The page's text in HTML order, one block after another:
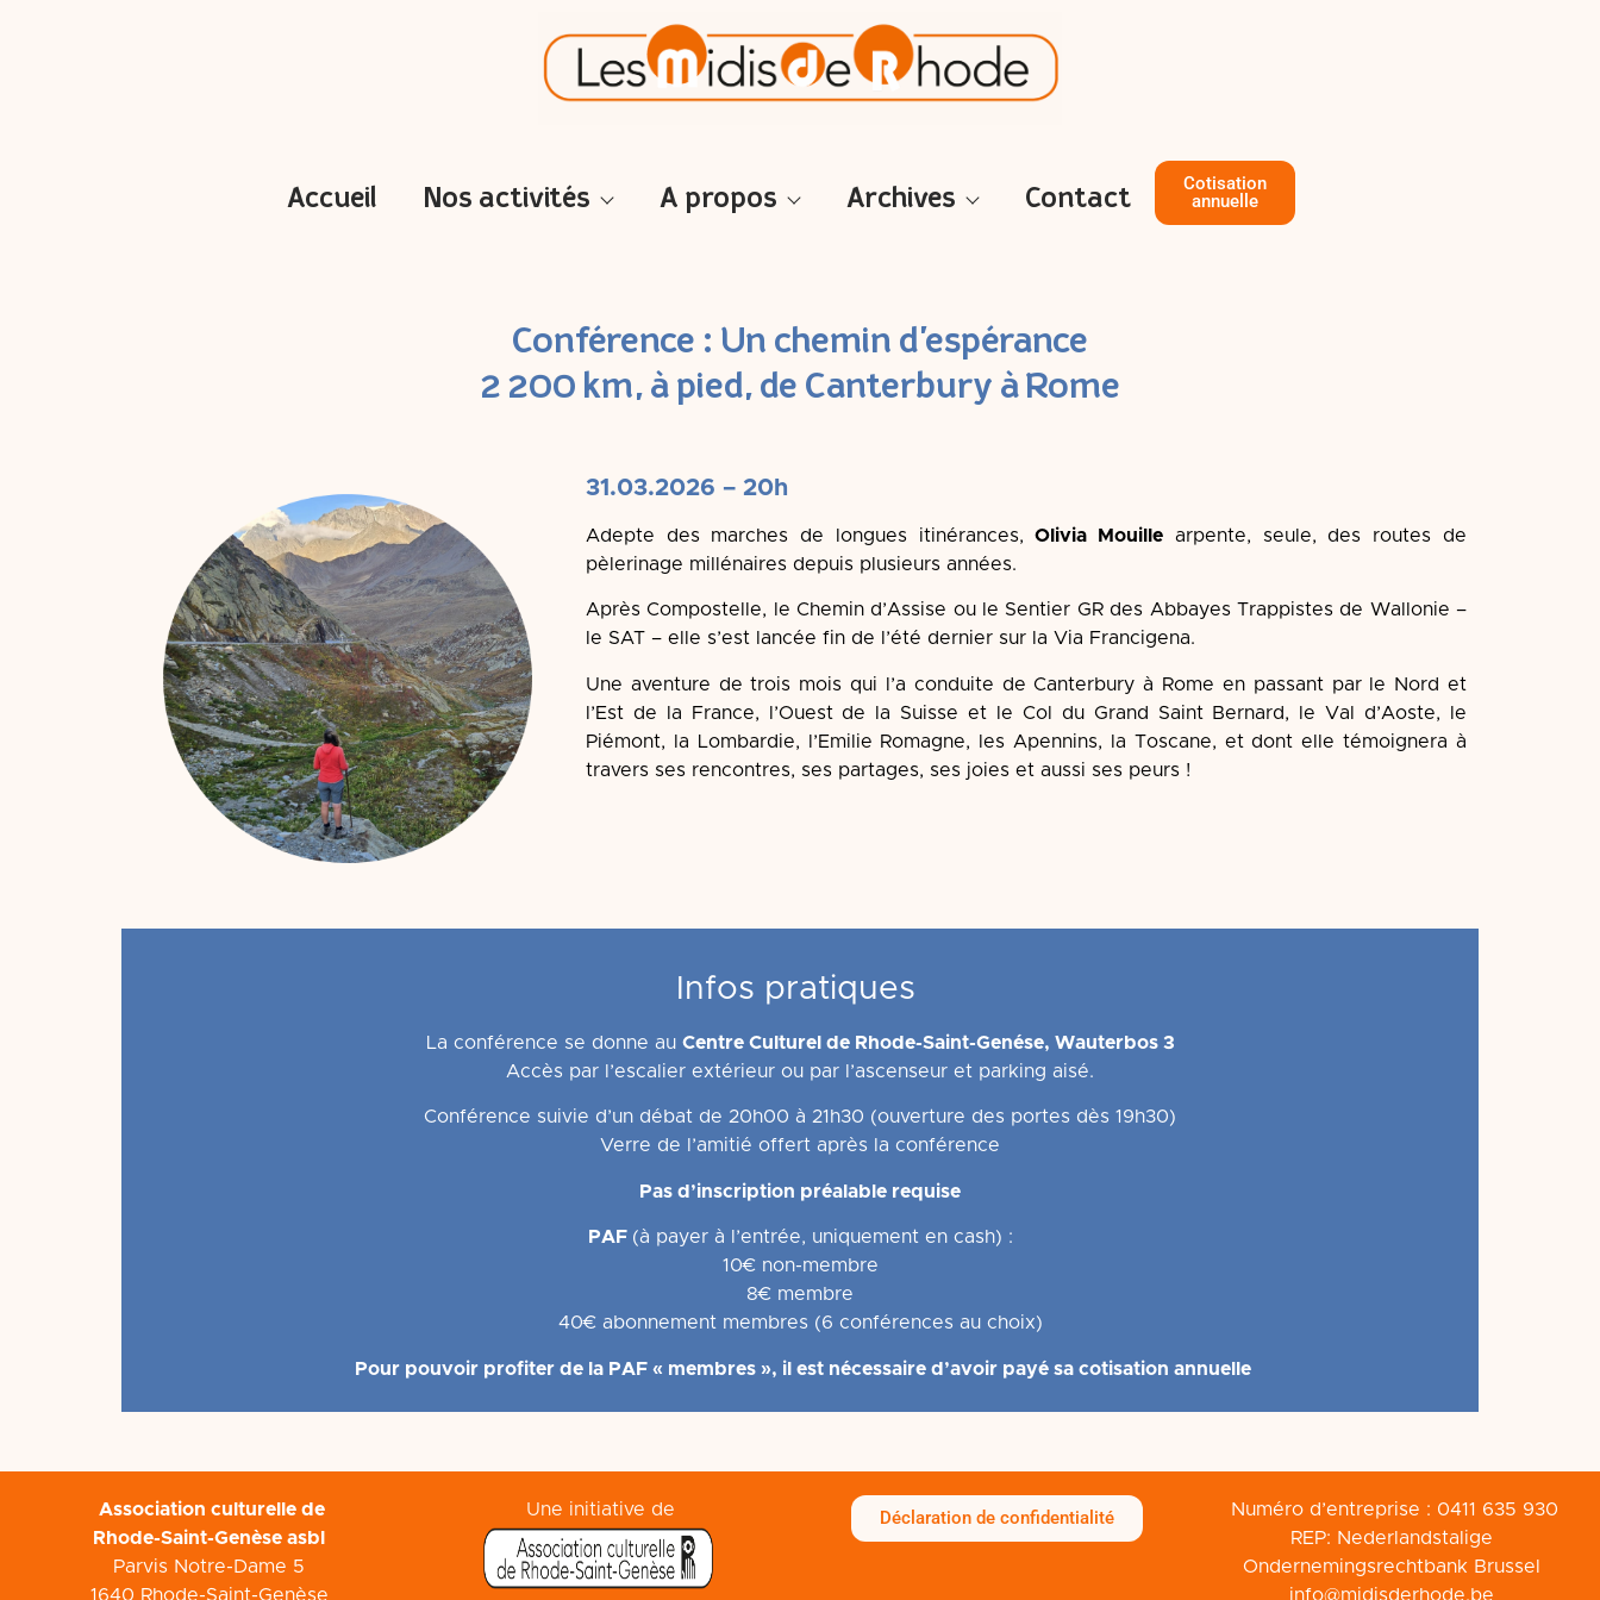
Accueil Nos activités A propos Archives Contact
Cotisation
annuelle
Conférence : Un chemin d’espérance
2 200 km, à pied, de Canterbury à Rome
31.03.2026 – 20h
Adepte des marches de longues itinérances,Olivia Mouille arpente, seule, des routes de
pèlerinage millénaires depuis plusieurs années.
Après Compostelle, le Chemin d’Assise ou le Sentier GR des Abbayes Trappistes de Wallonie –
le SAT – elle s’est lancée fin de l’été dernier sur la Via Francigena.
Une aventure de trois mois qui l’a conduite de Canterbury à Rome en passant par le Nord et
l’Est de la France, l’Ouest de la Suisse et le Col du Grand Saint Bernard, le Val d’Aoste, le
Piémont, la Lombardie, l’Emilie Romagne, les Apennins, la Toscane, et dont elle témoignera à
travers ses rencontres, ses partages, ses joies et aussi ses peurs !
Infos pratiques
La conférence se donne au Centre Culturel de Rhode-Saint-Genése, Wauterbos 3
Accès par l’escalier extérieur ou par l’ascenseur et parking aisé.
Conférence suivie d’un débat de 20h00 à 21h30 (ouverture des portes dès 19h30)
Verre de l’amitié offert après la conférence
Pas d’inscription préalable requise
PAF (à payer à l’entrée, uniquement en cash) :
10€ non-membre
8€ membre
40€ abonnement membres (6 conférences au choix)
Pour pouvoir profiter de la PAF « membres », il est nécessaire d’avoir payé sa cotisation annuelle
Association culturelle de
Rhode-Saint-Genèse asbl
Parvis Notre-Dame 5
1640 Rhode-Saint-Genèse
Une initiative de Déclaration de confidentialité
Numéro d’entreprise : 0411 635 930
REP: Nederlandstalige
Ondernemingsrechtbank Brussel
info@midisderhode.be